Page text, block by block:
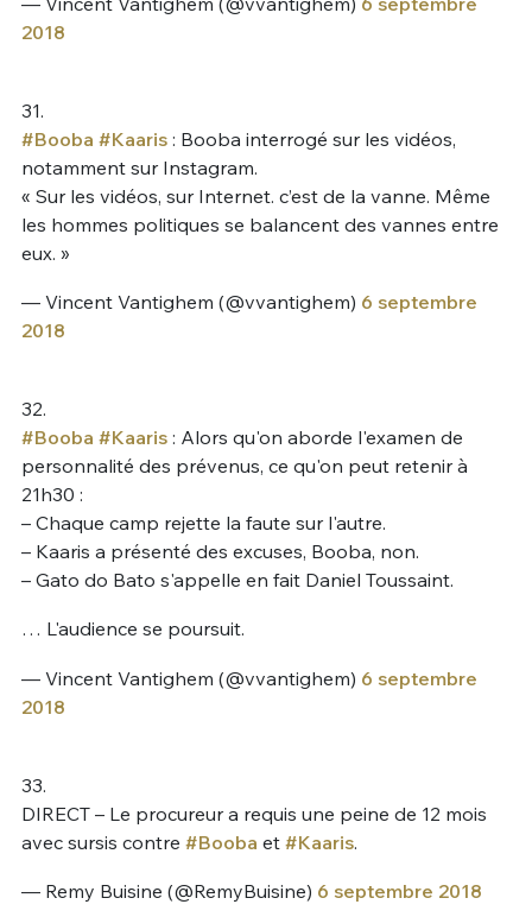
2018
31.
#Booba #Kaaris: Booba interrogé sur les vidéos,
notamment sur Instagram.
« Sur les vidéos, sur Internet. c’est de la vanne. Même
les hommes politiques se balancent des vannes entre
eux. »
— Vincent Vantighem (@vvantighem) 6 septembre
2018
32.
#Booba #Kaaris: Alors qu'on aborde l'examen de
personnalité des prévenus, ce qu'on peut retenir à
21h30 :
– Chaque camp rejette la faute sur l'autre.
– Kaaris a présenté des excuses, Booba, non.
– Gato do Bato s'appelle en fait Daniel Toussaint.
… L'audience se poursuit.
— Vincent Vantighem (@vvantighem) 6 septembre
2018
33.
DIRECT – Le procureur a requis une peine de 12 mois
avec sursis contre #Booba et #Kaaris.
— Remy Buisine (@RemyBuisine) 6 septembre 2018